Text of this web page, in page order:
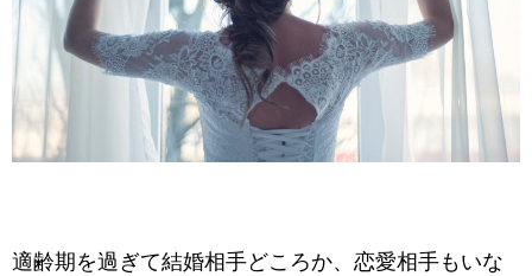
適齢期を過ぎて結婚相手どころか、恋愛相手もいな